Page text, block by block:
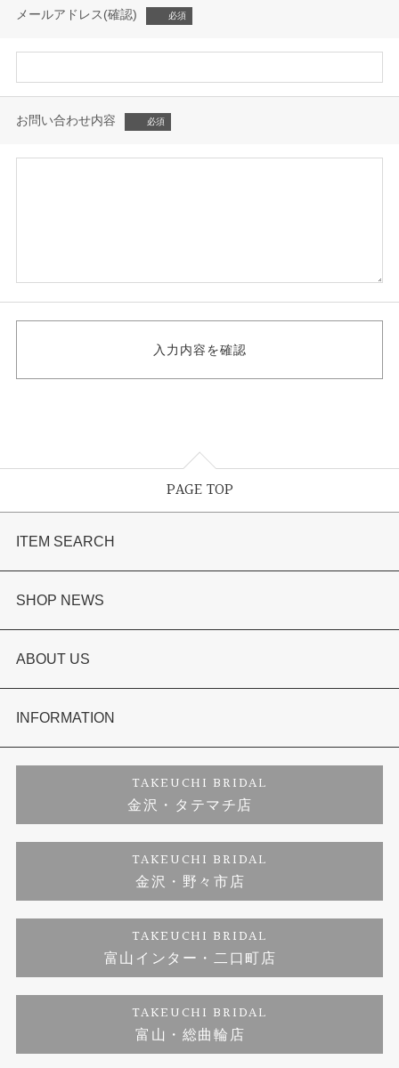
メールアドレス(確認)
お問い合わせ内容
PAGE TOP
ITEM SEARCH
婚約指輪
結婚指輪
セットリング
婚約ネックレス
ダイヤモンド
ジュエリーリフォーム
SHOP NEWS
選ばれる理由まとめ
お客様の声
プロポーズサポート
ブランドリスト
福井指輪工房｜手作りペアリング
福井指輪工房｜手作り結婚指輪 and 婚約指輪
福井工房｜手作り婚約指輪プロポーズプラン
ABOUT US
会社概要
お客様の声
INFORMATION
プライバシーポリシー
TAKEUCHI BRIDAL
金沢・タテマチ店
TAKEUCHI BRIDAL
金沢・野々市店
TAKEUCHI BRIDAL
富山インター・二口町店
TAKEUCHI BRIDAL
富山・総曲輪店